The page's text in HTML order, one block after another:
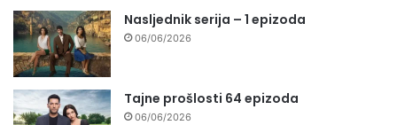
Nasljednik serija – 1 epizoda
06/06/2026
Tajne prošlosti 64 epizoda
06/06/2026